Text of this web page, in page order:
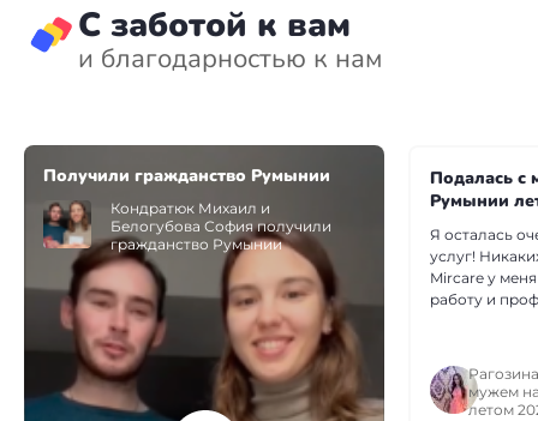
С заботой к вам
и благодарностью к нам
Получили гражданство Румынии
Кондратюк Михаил и
Белогубова София получили
гражданство Румынии
Подалась с
Румынии
Я осталась
услуг!
Mircare у
работу и
мужем
летом